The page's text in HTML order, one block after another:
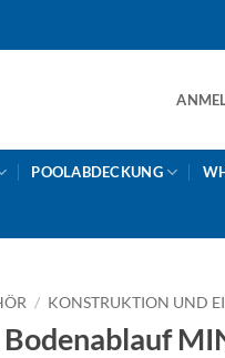
POOLABDECKUNG
/ KONSTRUKTION UND